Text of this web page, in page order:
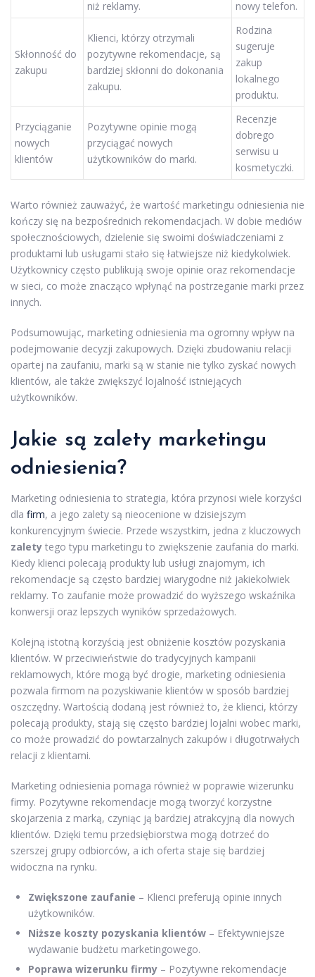
niż reklamy. nowy telefon.
Skłonność do
zakupu
Klienci, którzy otrzymali
pozytywne rekomendacje, są
bardziej skłonni do dokonania
zakupu.
Rodzina
sugeruje
zakup
lokalnego
produktu.
Przyciąganie
nowych
klientów
Pozytywne opinie mogą
przyciągać nowych
użytkowników do marki.
Recenzje
dobrego
serwisu u
kosmetyczki.
Warto również zauważyć, że wartość marketingu odniesienia nie
kończy się na bezpośrednich rekomendacjach. W dobie mediów
społecznościowych, dzielenie się swoimi doświadczeniami z
produktami lub usługami stało się łatwiejsze niż kiedykolwiek.
Użytkownicy często publikują swoje opinie oraz rekomendacje
w sieci, co może znacząco wpłynąć na postrzeganie marki przez
innych.
Podsumowując, marketing odniesienia ma ogromny wpływ na
podejmowanie decyzji zakupowych. Dzięki zbudowaniu relacji
opartej na zaufaniu, marki są w stanie nie tylko zyskać nowych
klientów, ale także zwiększyć lojalność istniejących
użytkowników.
Jakie są zalety marketingu
odniesienia?
Marketing odniesienia to strategia, która przynosi wiele korzyści
dla firm, a jego zalety są nieocenione w dzisiejszym
konkurencyjnym świecie. Przede wszystkim, jedna z kluczowych
zalety tego typu marketingu to zwiększenie zaufania do marki.
Kiedy klienci polecają produkty lub usługi znajomym, ich
rekomendacje są często bardziej wiarygodne niż jakiekolwiek
reklamy. To zaufanie może prowadzić do wyższego wskaźnika
konwersji oraz lepszych wyników sprzedażowych.
Kolejną istotną korzyścią jest obniżenie kosztów pozyskania
klientów. W przeciwieństwie do tradycyjnych kampanii
reklamowych, które mogą być drogie, marketing odniesienia
pozwala firmom na pozyskiwanie klientów w sposób bardziej
oszczędny. Wartością dodaną jest również to, że klienci, którzy
polecają produkty, stają się często bardziej lojalni wobec marki,
co może prowadzić do powtarzalnych zakupów i długotrwałych
relacji z klientami.
Marketing odniesienia pomaga również w poprawie wizerunku
firmy. Pozytywne rekomendacje mogą tworzyć korzystne
skojarzenia z marką, czyniąc ją bardziej atrakcyjną dla nowych
klientów. Dzięki temu przedsiębiorstwa mogą dotrzeć do
szerszej grupy odbiorców, a ich oferta staje się bardziej
widoczna na rynku.
Zwiększone zaufanie – Klienci preferują opinie innych
użytkowników.
Niższe koszty pozyskania klientów – Efektywniejsze
wydawanie budżetu marketingowego.
Poprawa wizerunku firmy – Pozytywne rekomendacje